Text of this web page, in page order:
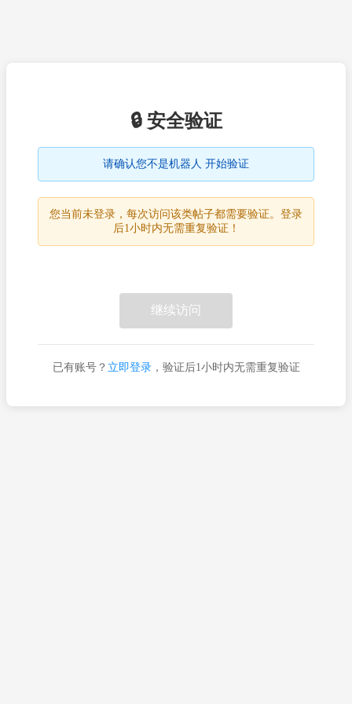
🔒 安全验证
请确认您不是机器人 开始验证
您当前未登录，每次访问该类帖子都需要验证。登录
后1小时内无需重复验证！
继续访问
已有账号？ 立即登录，验证后1小时内无需重复验证